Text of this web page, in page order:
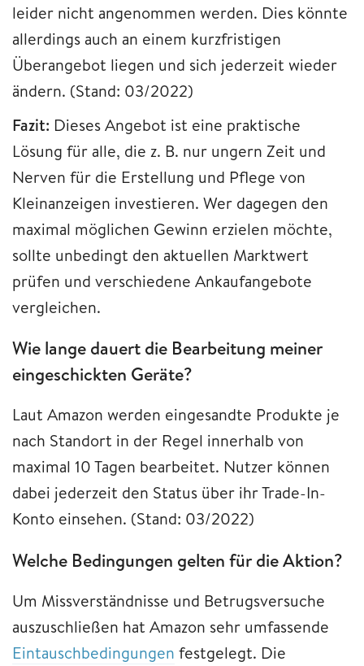
leider nicht angenommen werden. Dies könnte
allerdings auch an einem kurzfristigen
Überangebot liegen und sich jederzeit wieder
ändern. (Stand: 03/2022)
Fazit: Dieses Angebot ist eine praktische
Lösung für alle, die z. B. nur ungern Zeit und
Nerven für die Erstellung und Pflege von
Kleinanzeigen investieren. Wer dagegen den
maximal möglichen Gewinn erzielen möchte,
sollte unbedingt den aktuellen Marktwert
prüfen und verschiedene Ankaufangebote
vergleichen.
Wie lange dauert die Bearbeitung meiner
eingeschickten Geräte?
Laut Amazon werden eingesandte Produkte je
nach Standort in der Regel innerhalb von
maximal 10 Tagen bearbeitet. Nutzer können
dabei jederzeit den Status über ihr Trade-In-
Konto einsehen. (Stand: 03/2022)
Welche Bedingungen gelten für die Aktion?
Um Missverständnisse und Betrugsversuche
auszuschließen hat Amazon sehr umfassende
Eintauschbedingungen festgelegt. Die